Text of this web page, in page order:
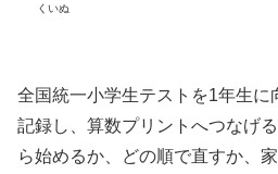
くいぬ
全国統一小学生テストを1年生に
記録し、算数プリントへつなげ
ら始めるか、どの順で直すか、